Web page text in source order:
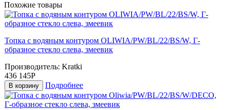
Похожие товары
Топка с водяным контуром OLIWIA/PW/BL/22/BS/W, Г-
образное стекло слева, змеевик
Производитель: Kratki
436 145Р
В корзину Подробнее